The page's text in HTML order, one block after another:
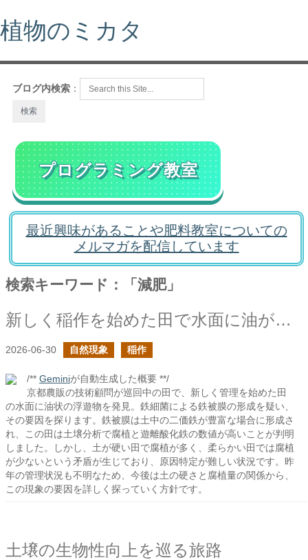
植物のミカタ
ブログ内検索 ：
プログラミング教室
最近興味があることや肥料教室についての
メルマガを配信しています
検索キーワード：「減肥」
新しく稲作を始めた田で水面に油が浮いていた
2026-06-30 自然現象 稲作
/** Geminiが自動生成した概要 **/
京都農販の技術顧問が巡回中の田で、新しく管理を始めた田
の水面に油状の浮遊物を発見。鉄細菌による鉄被膜の形成を疑い、
その要因を探ります。鉄被膜は土中の二価鉄が豊富な場合に形成さ
れ、この田は土壌分析で腐植と遊離酸化鉄の数値が高いことが判明
しました。しかし、土が硬い田で腐植が多く、柔らかい田では腐植
が少ないという矛盾が生じており、原因特定が難しい状況です。昨
年の管理状況も不明なため、今後は土の硬さと腐植量の関係から、
この現象の要因を詳しく探っていく方針です。
土壌の生物性向上を巡る旅路